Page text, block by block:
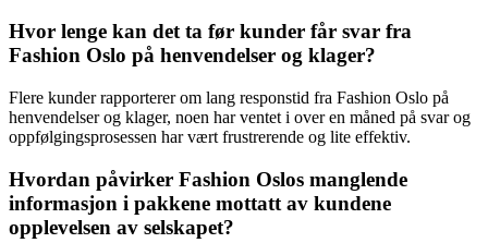
Hvor lenge kan det ta før kunder får svar fra
Fashion Oslo på henvendelser og klager?
Flere kunder rapporterer om lang responstid fra Fashion Oslo på
henvendelser og klager, noen har ventet i over en måned på svar og
oppfølgingsprosessen har vært frustrerende og lite effektiv.
Hvordan påvirker Fashion Oslos manglende
informasjon i pakkene mottatt av kundene
opplevelsen av selskapet?